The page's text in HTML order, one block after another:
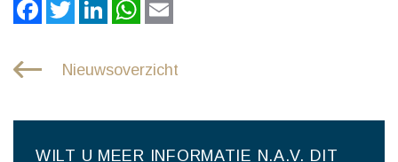
FacebookTwitterLinkedInWhatsApp
Nieuwsoverzicht
WILT U MEER INFORMATIE N.A.V. DIT